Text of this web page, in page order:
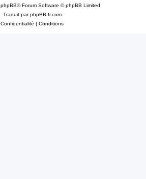
phpBB® Forum Software © phpBB Limited
Traduit parphpBB-fr.com
Confidentialité | Conditions